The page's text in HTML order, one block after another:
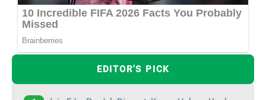
EDITOR'S PICK